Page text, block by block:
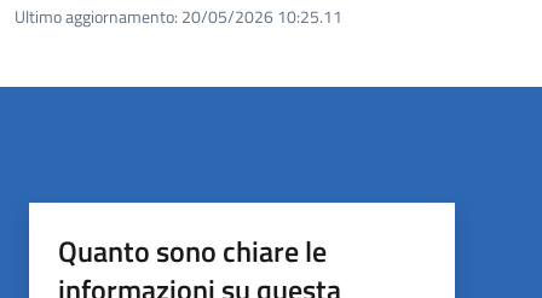
Ultimo aggiornamento: 20/05/2026 10:25.11
Quanto sono chiare le
informazioni su questa